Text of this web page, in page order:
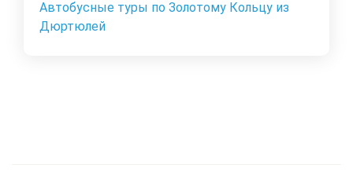
Автобусные туры по Золотому Кольцу из
Дюртюлей